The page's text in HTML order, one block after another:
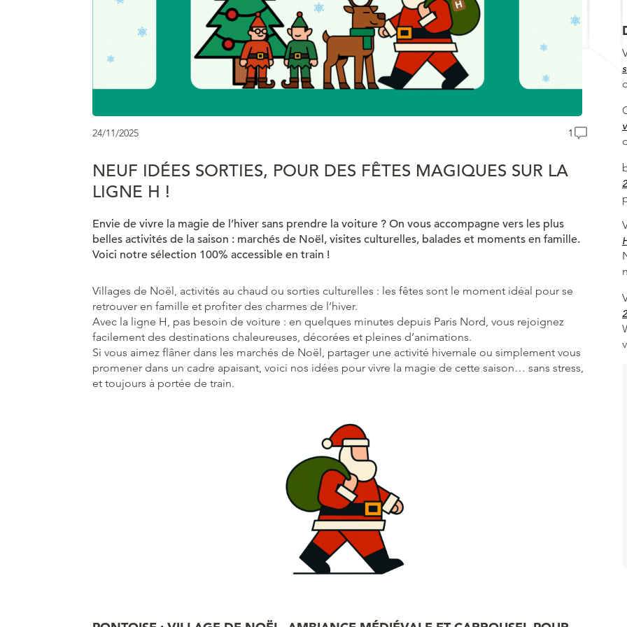
24/11/2025 1
NEUF IDÉES SORTIES, POUR DES FÊTES MAGIQUES SUR LA
LIGNE H !
Envie de vivre la magie de l’hiver sans prendre la voiture ? On vous accompagne vers les plus
belles activités de la saison : marchés de Noël, visites culturelles, balades et moments en famille.
Voici notre sélection 100% accessible en train !
Villages de Noël, activités au chaud ou sorties culturelles : les fêtes sont le moment idéal pour se
retrouver en famille et profiter des charmes de l’hiver.
Avec la ligne H, pas besoin de voiture : en quelques minutes depuis Paris Nord, vous rejoignez
facilement des destinations chaleureuses, décorées et pleines d’animations.
Si vous aimez flâner dans les marchés de Noël, partager une activité hivernale ou simplement vous
promener dans un cadre apaisant, voici nos idées pour vivre la magie de cette saison… sans stress,
et toujours à portée de train.